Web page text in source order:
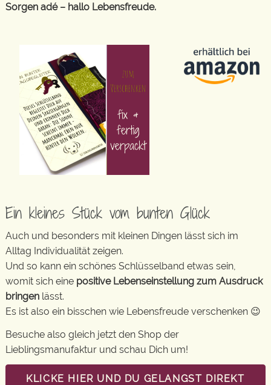
Sorgen adé – hallo Lebensfreude.
Ein kleines Stück vom bunten Glück
Auch und besonders mit kleinen Dingen lässt sich im
Alltag Individualität zeigen.
Und so kann ein schönes Schlüsselband etwas sein,
womit sich eine positive Lebenseinstellung zum Ausdruck
bringen lässt.
Es ist also ein bisschen wie Lebensfreude verschenken 😉
Besuche also gleich jetzt den Shop der
Lieblingsmanufaktur und schau Dich um!
KLICKE HIER UND DU GELANGST DIREKT